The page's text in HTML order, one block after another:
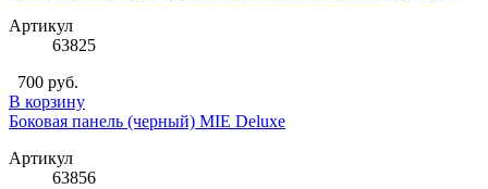
Артикул
63825
700 руб.
В корзину
Боковая панель (черный) MIE Deluxe
Артикул
63856